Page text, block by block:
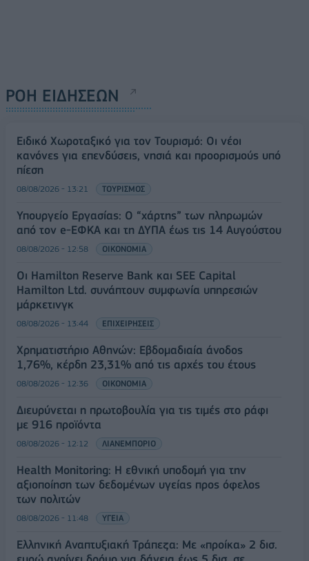
ΡΟΗ ΕΙΔΗΣΕΩΝ
Ειδικό Χωροταξικό για τον Τουρισμό: Οι νέοι
κανόνες για επενδύσεις, νησιά και προορισμούς υπό
πίεση
08/08/2026 - 13:21 ΤΟΥΡΙΣΜΟΣ
Υπουργείο Εργασίας: Ο “χάρτης” των πληρωμών
από τον e-ΕΦΚΑ και τη ΔΥΠΑ έως τις 14 Αυγούστου
08/08/2026 - 12:58 ΟΙΚΟΝΟΜΙΑ
Οι Hamilton Reserve Bank και SEE Capital
Hamilton Ltd. συνάπτουν συμφωνία υπηρεσιών
μάρκετινγκ
08/08/2026 - 13:44 ΕΠΙΧΕΙΡΗΣΕΙΣ
Χρηματιστήριο Αθηνών: Εβδομαδιαία άνοδος
1,76%, κέρδη 23,31% από τις αρχές του έτους
08/08/2026 - 12:36 ΟΙΚΟΝΟΜΙΑ
Διευρύνεται η πρωτοβουλία για τις τιμές στο ράφι
με 916 προϊόντα
08/08/2026 - 12:12 ΛΙΑΝΕΜΠΟΡΙΟ
Health Monitoring: Η εθνική υποδομή για την
αξιοποίηση των δεδομένων υγείας προς όφελος
των πολιτών
08/08/2026 - 11:48 ΥΓΕΙΑ
Ελληνική Αναπτυξιακή Τράπεζα: Με «προίκα» 2 δισ.